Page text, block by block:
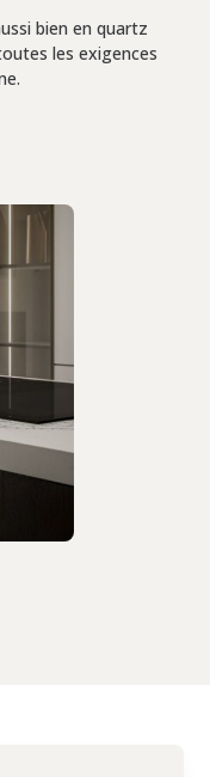
bien en quartz
les exigences